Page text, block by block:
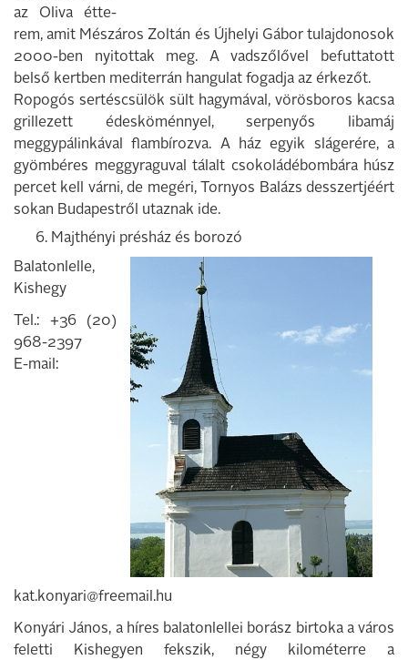
az Oliva étte­
rem, amit Mészáros Zoltán és Újhelyi Gá­bor tulajdonosok
2000-ben nyitottak meg. A vadszőlővel befuttatott
belső kertben mediterrán hangulat fogadja az érkezőt.
Ropogós sertéscsülök sült hagymával, vörösboros kacsa
grillezett édeskömén­nyel, serpenyős libamáj
meggypálinká­val flambírozva. A ház egyik slágerére, a
gyömbéres meggyraguval tálalt csoko­ládébombára húsz
percet kell várni, de megéri, Tornyos Balázs desszertjéért
so­kan Budapestről utaznak ide.
6. Majthényi présház és borozó
Balatonlelle,
Kishegy
Tel.: +36 (20)
968-2397
E-mail:
kat.konyari@freemail.hu
Konyári János, a híres balatonlellei borász birtoka a város
feletti Kishegyen fekszik, négy kilométerre a